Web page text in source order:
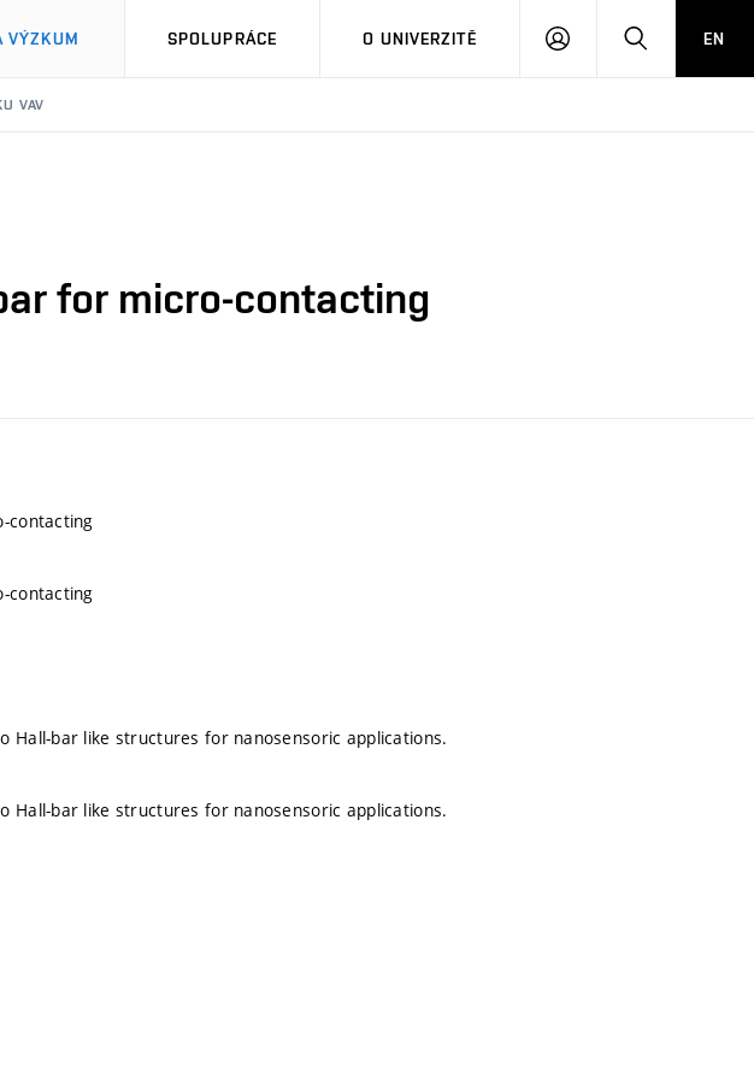
VÝZKUM SPOLUPRÁCE O UNIVERZITĚ
PŘIHLÁSIT HLEDATEN
VAV
for micro-contacting
contacting
contacting
bar like structures for nanosensoric applications.
bar like structures for nanosensoric applications.